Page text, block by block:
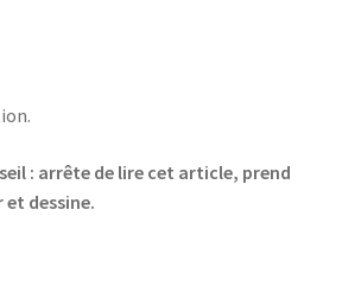
: arrête de lire cet article, prend
et dessine.